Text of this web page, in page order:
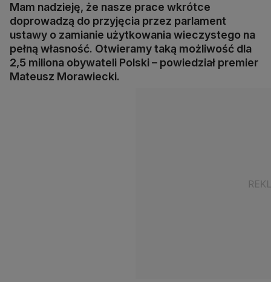
Mam nadzieję, że nasze prace wkrótce
doprowadzą do przyjęcia przez parlament
ustawy o zamianie użytkowania wieczystego na
pełną własność. Otwieramy taką możliwość dla
2,5 miliona obywateli Polski – powiedział premier
Mateusz Morawiecki.